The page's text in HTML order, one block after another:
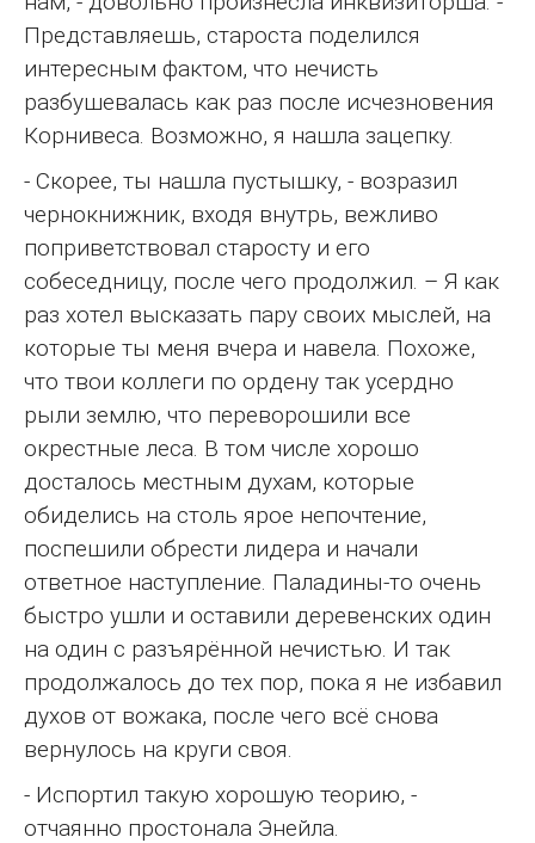
Представляешь, староста поделился
интересным фактом, что нечисть
разбушевалась как раз после исчезновения
Корнивеса. Возможно, я нашла зацепку.
- Скорее, ты нашла пустышку, - возразил
чернокнижник, входя внутрь, вежливо
поприветствовал старосту и его
собеседницу, после чего продолжил. – Я как
раз хотел высказать пару своих мыслей, на
которые ты меня вчера и навела. Похоже,
что твои коллеги по ордену так усердно
рыли землю, что переворошили все
окрестные леса. В том числе хорошо
досталось местным духам, которые
обиделись на столь ярое непочтение,
поспешили обрести лидера и начали
ответное наступление. Паладины-то очень
быстро ушли и оставили деревенских один
на один с разъярённой нечистью. И так
продолжалось до тех пор, пока я не избавил
духов от вожака, после чего всё снова
вернулось на круги своя.
- Испортил такую хорошую теорию, -
отчаянно простонала Энейла.